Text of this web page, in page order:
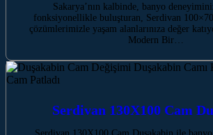
Sakarya’nın kalbinde, banyo
fonksiyonellikle buluşturan, Serdivan
çözümlerimizle yaşam alanlarınıza değer
Modern Bir…
Serdivan 130X100 Cam